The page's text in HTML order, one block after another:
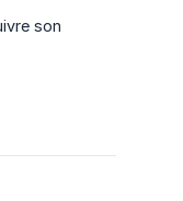
son